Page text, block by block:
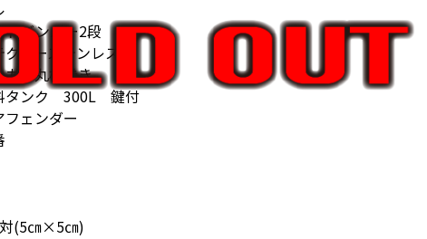
ドバンパー2段
ターステンレス枠
カー丸棒巻き
タンク 300L 鍵付
ェンダー
(5㎝×5㎝)